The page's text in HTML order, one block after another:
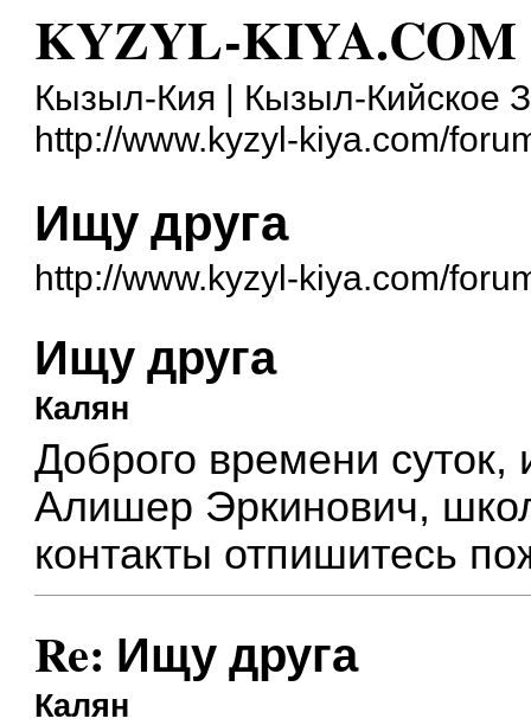
KYZYL-KIYA.COM
Кызыл-Кия | Кызыл-Кийское
http://www.kyzyl-kiya.com/
Ищу друга
http://www.kyzyl-kiya.com/
Ищу друга
Калян
Доброго времени
Алишер Эркинович,
контакты отпишитесь
Re: Ищу друга
Калян